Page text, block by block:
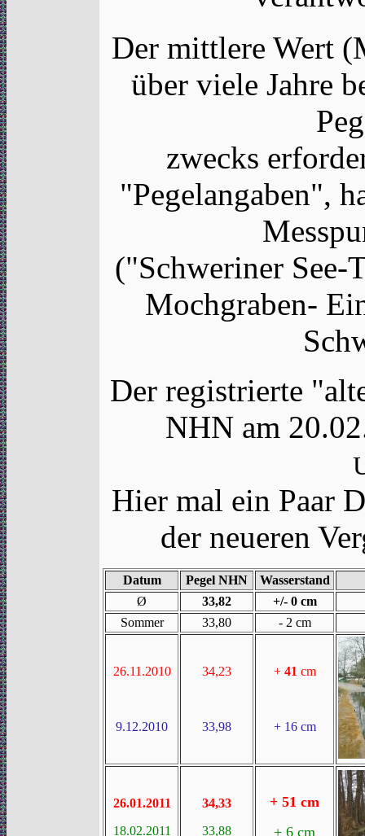
Der mittlere Wert
über viele Jahre
zwecks
"Pegelangaben",
("Schweriner See-
Mochgraben-
Der registrierte
NHN am
Hier mal ein Paar
der neueren
Datum Pegel NHN
Wasserstand
Ø
33,82
+/- 0 cm
Sommer
33,80 - 2 cm
26.11.2010
9.12.2010
34,23
33,98
+ 41cm
+ 16 cm
26.01.2011
18.02.2011
34,33
33,88
+ 51 cm
+ 6 cm